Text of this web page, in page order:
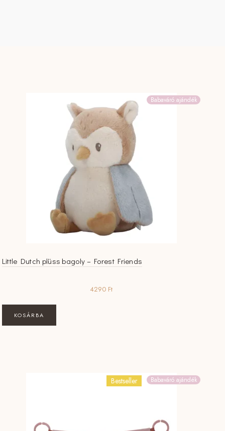
Babaváró ajándék
Little Dutch plüss bagoly – Forest Friends
4290 Ft
KOSÁRBA
Bestseller Babaváró ajándék